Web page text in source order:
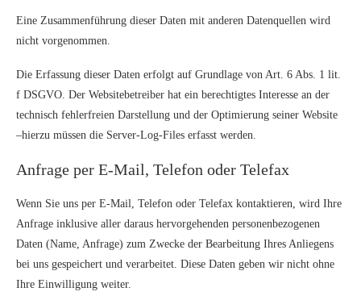
Eine Zusammenführung dieser Daten mit anderen Datenquellen wird
nicht vorgenommen.
Die Erfassung dieser Daten erfolgt auf Grundlage von Art. 6 Abs. 1 lit.
f DSGVO. Der Websitebetreiber hat ein berechtigtes Interesse an der
technisch fehlerfreien Darstellung und der Optimierung seiner Website
–hierzu müssen die Server-Log-Files erfasst werden.
Anfrage per E-Mail, Telefon oder Telefax
Wenn Sie uns per E-Mail, Telefon oder Telefax kontaktieren, wird Ihre
Anfrage inklusive aller daraus hervorgehenden personenbezogenen
Daten (Name, Anfrage) zum Zwecke der Bearbeitung Ihres Anliegens
bei uns gespeichert und verarbeitet. Diese Daten geben wir nicht ohne
Ihre Einwilligung weiter.